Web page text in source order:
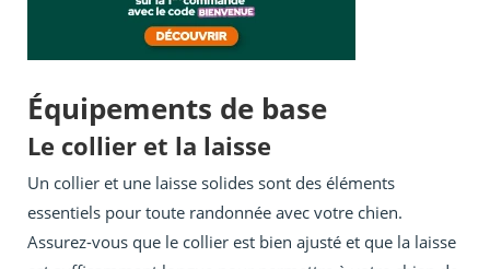
Équipements de base
Le collier et la laisse
Un collier et une laisse solides sont des éléments
essentiels pour toute randonnée avec votre chien.
Assurez-vous que le collier est bien ajusté et que la laisse